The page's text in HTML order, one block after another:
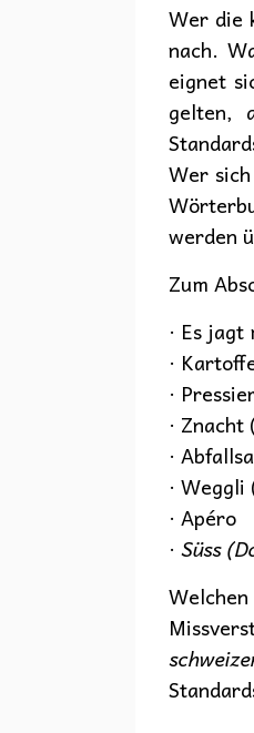
Wer die
nach.
eignet
gelten,
Wer
werden
Zum
· Es
·
·
·
·
·
· Apéro
· Süss